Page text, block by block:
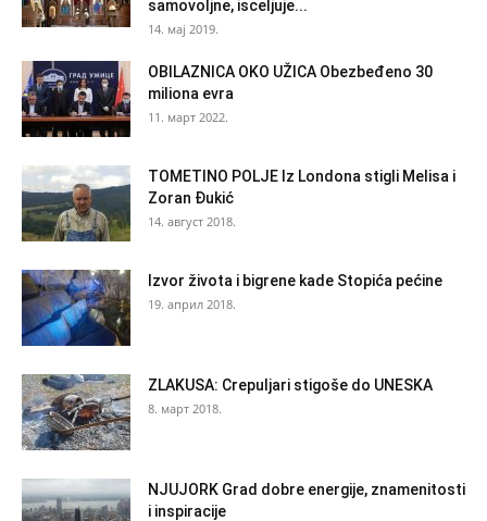
samovoljne, isceljuje...
14. мај 2019.
OBILAZNICA OKO UŽICA Obezbeđeno 30
miliona evra
11. март 2022.
TOMETINO POLJE Iz Londona stigli Melisa i
Zoran Đukić
14. август 2018.
Izvor života i bigrene kade Stopića pećine
19. април 2018.
ZLAKUSA: Crepuljari stigoše do UNESKA
8. март 2018.
NJUJORK Grad dobre energije, znamenitosti
i inspiracije